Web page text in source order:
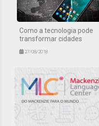
Como a tecnologia pode
transformar cidades
27/08/2018